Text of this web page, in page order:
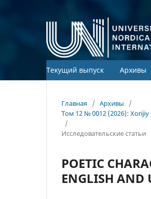
Текущий выпуск Архивы
Главная / Архивы
/
Том 12 № 0012 (2026):
/
Исследовательские статьи
POETIC
ENGLISH AND